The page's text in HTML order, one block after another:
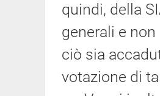
quindi, della
generali e
ciò sia
votazione di